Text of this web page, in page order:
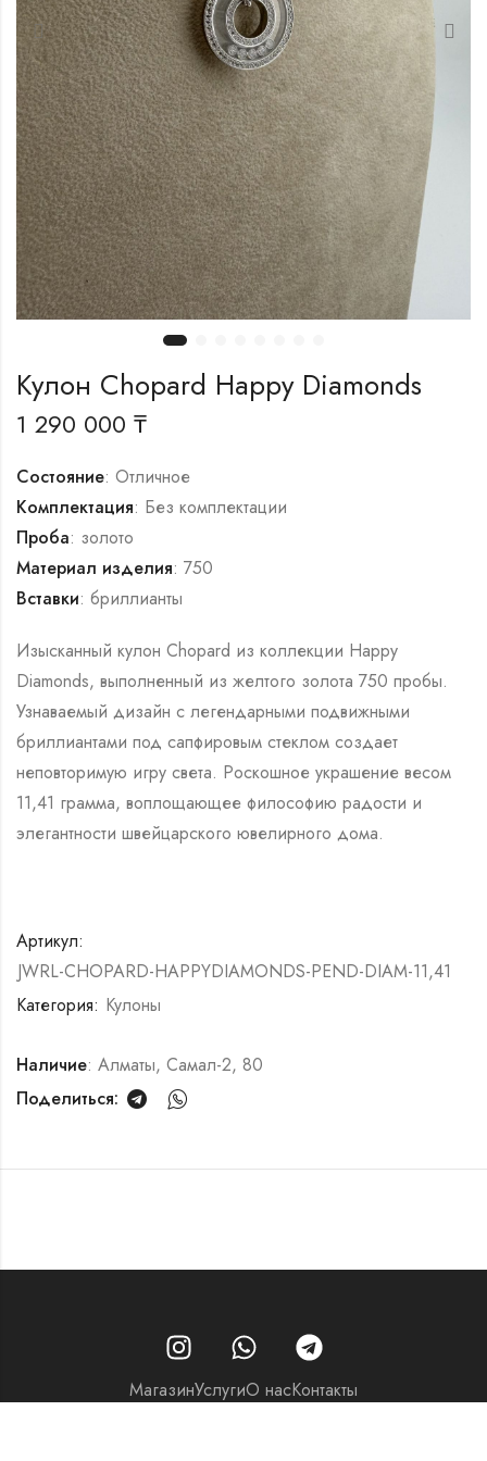
Кулон Chopard Happy Diamonds
1 290 000 ₸
Состояние: Отличное
Комплектация: Без комплектации
Проба: золото
Материал изделия: 750
Вставки: бриллианты
Изысканный кулон Chopard из коллекции Happy
Diamonds, выполненный из желтого золота 750 пробы.
Узнаваемый дизайн с легендарными подвижными
бриллиантами под сапфировым стеклом создает
неповторимую игру света. Роскошное украшение весом
11,41 грамма, воплощающее философию радости и
элегантности швейцарского ювелирного дома.
Артикул:
JWRL-CHOPARD-HAPPYDIAMONDS-PEND-DIAM-11,41
Категория: Кулоны
Наличие: Алматы, Самал-2, 80
Поделиться:
МагазинУслугиО насКонтакты